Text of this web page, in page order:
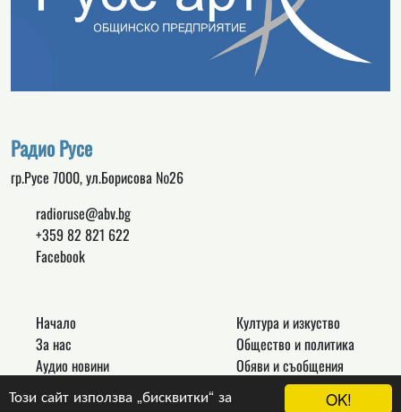
OK!
Този сайт използва „бисквитки“ за
Радио Русе
гр.Русе 7000, ул.Борисова №26
radioruse@abv.bg
+359 82 821 622
Facebook
Начало
За нас
Аудио новини
Култура и изкуство
Общество и политика
Обяви и съобщения